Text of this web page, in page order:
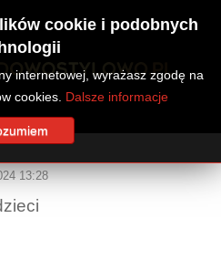
13:28
cookie i podobnych
internetowej, wyrażasz zgodę na
cookies. Dalsze informacje